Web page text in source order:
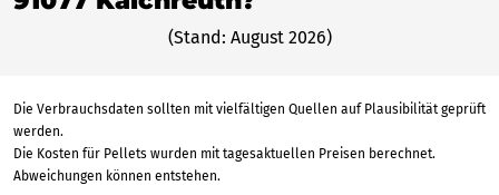
(Stand: August 2026)
Die Verbrauchsdaten sollten mit vielfältigen Quellen auf Plausibilität geprüft
werden.
Die Kosten für Pellets wurden mit tagesaktuellen Preisen berechnet.
Abweichungen können entstehen.